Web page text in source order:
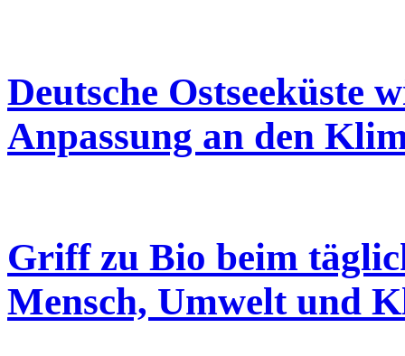
Deutsche Ostseeküste
Anpassung an den
Griff zu Bio beim
Mensch, Umwelt und